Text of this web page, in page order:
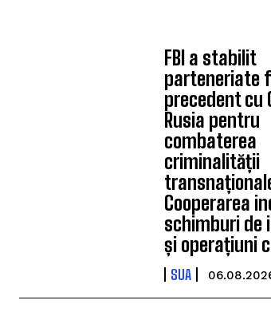
FBI a stabilit
parteneriate
precedent cu
Rusia pentru
combaterea
criminalității
Cooperarea
schimburi de
și operațiuni
SUA